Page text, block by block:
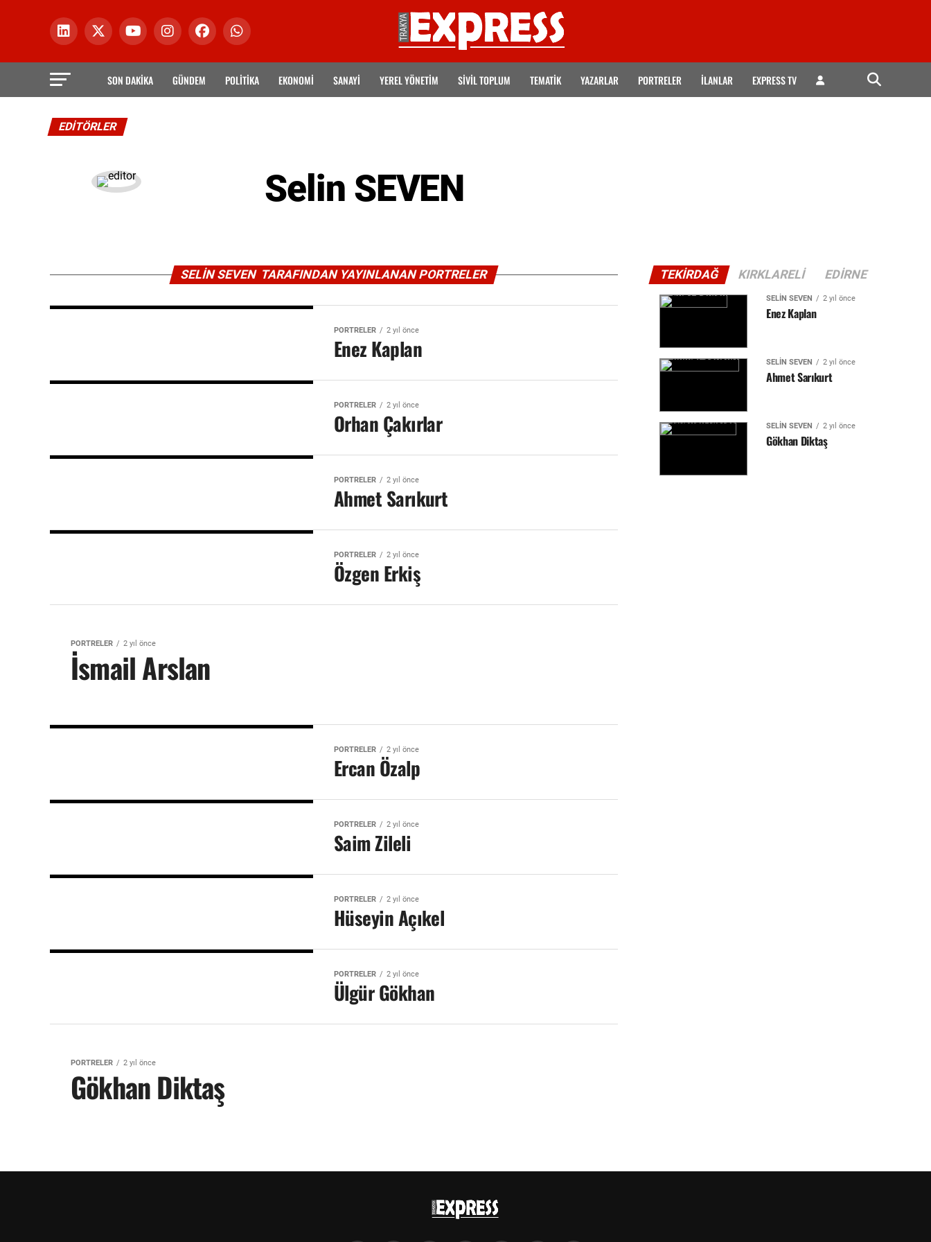
SON DAKİKA GÜNDEM POLİTİKA EKONOMİ SANAYİ YEREL YÖNETİM SİVİL TOPLUM TEMATIK YAZARLAR PORTRELER İLANLAR EXPRESS TV
EDITÖRLER
Selin SEVEN
SELIN SEVEN TARAFINDAN YAYINLANAN PORTRELER
PORTRELER 2 yıl önce
Enez Kaplan
PORTRELER 2 yıl önce
Orhan Çakırlar
PORTRELER 2 yıl önce
Ahmet Sarıkurt
PORTRELER 2 yıl önce
Özgen Erkiş
PORTRELER 2 yıl önce
İsmail Arslan
PORTRELER 2 yıl önce
Ercan Özalp
PORTRELER 2 yıl önce
Saim Zileli
PORTRELER 2 yıl önce
Hüseyin Açıkel
PORTRELER 2 yıl önce
Ülgür Gökhan
PORTRELER 2 yıl önce
Gökhan Diktaş
TEKIRDAĞ KIRKLARELI EDIRNE
SELIN SEVEN 2 yıl önce
Enez Kaplan
SELIN SEVEN 2 yıl önce
Ahmet Sarıkurt
SELIN SEVEN 2 yıl önce
Gökhan Diktaş